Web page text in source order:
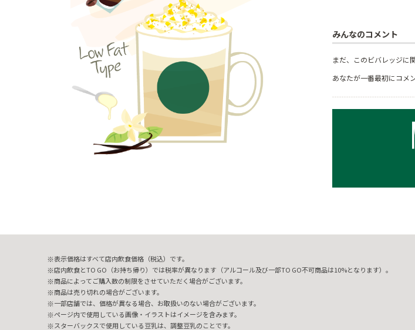
みんなのコメント
まだ、このビバレッジに
あなたが一番最初にコメ
表示価格はすべて店内飲食価格（税込）です。
店内飲食とTO GO（お持ち帰り）では税率が異なります（アルコール及び一部TO GO不可商品は10%となります）。
商品によってご購入数の制限をさせていただく場合がございます。
商品は売り切れの場合がございます。
一部店舗では、価格が異なる場合、お取扱いのない場合がございます。
ページ内で使用している画像・イラストはイメージを含みます。
スターバックスで使用している豆乳は、調整豆乳のことです。